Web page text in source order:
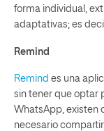
forma individual,
adaptativas; es
Remind
Remind es una
sin tener que optar
WhatsApp, existen
necesario